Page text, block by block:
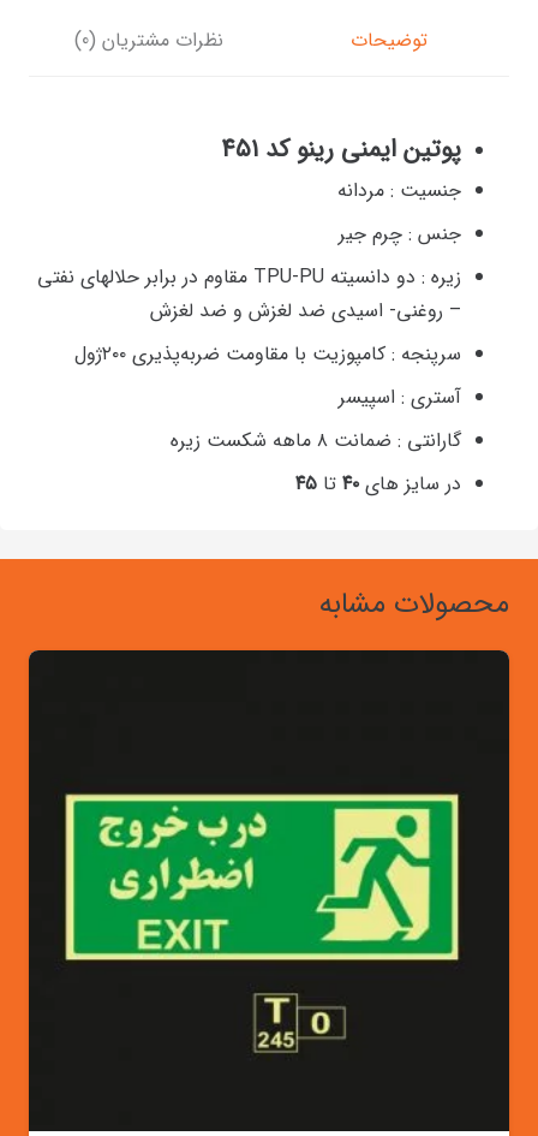
توضیحات نظرات مشتریان (0)
پوتین ایمنی رینو کد ۴۵۱
جنسیت : مردانه
جنس : چرم جیر
زیره :
دو دانسیته TPU-PU مقاوم در برابر حلالهای نفتی
– روغنی- اسیدی ضد لغزش و ضد لغزش
سرپنجه : کامپوزیت با مقاومت ضربه‌پذیری ۲۰۰ژول
آستری : اسپیسر
گارانتی : ضمانت ۸ ماهه شکست زیره
در سایز های ۴۰ تا ۴۵
محصولات مشابه